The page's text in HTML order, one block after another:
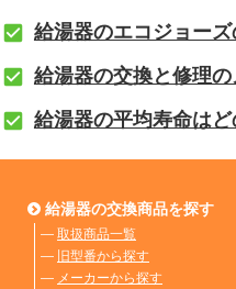
給湯器のエコジョー
給湯器の交換と修理
給湯器の平均寿命はど
給湯器の交換商品を探す
― 取扱商品一覧
― 旧型番から探す
― メーカーから探す